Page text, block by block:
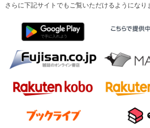
さらに下記サイトでもご覧いただけるようになり